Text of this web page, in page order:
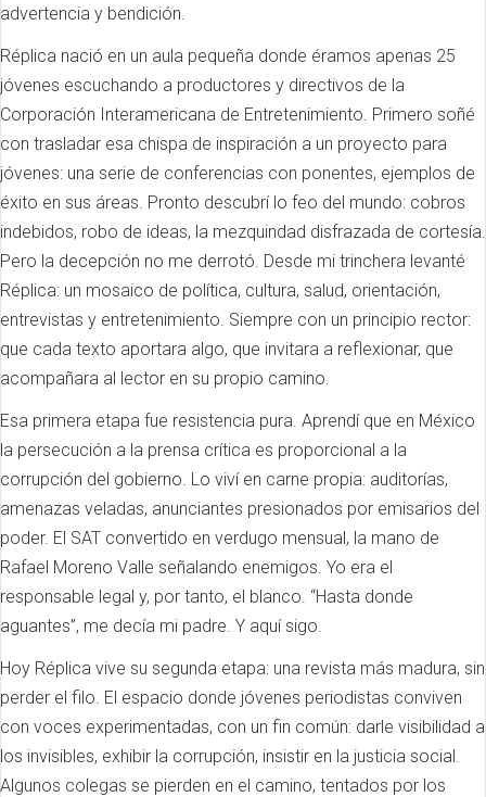
advertencia y bendición.
Réplica nació en un aula pequeña donde éramos apenas 25
jóvenes escuchando a productores y directivos de la
Corporación Interamericana de Entretenimiento. Primero soñé
con trasladar esa chispa de inspiración a un proyecto para
jóvenes: una serie de conferencias con ponentes, ejemplos de
éxito en sus áreas. Pronto descubrí lo feo del mundo: cobros
indebidos, robo de ideas, la mezquindad disfrazada de cortesía.
Pero la decepción no me derrotó. Desde mi trinchera levanté
Réplica: un mosaico de política, cultura, salud, orientación,
entrevistas y entretenimiento. Siempre con un principio rector:
que cada texto aportara algo, que invitara a reflexionar, que
acompañara al lector en su propio camino.
Esa primera etapa fue resistencia pura. Aprendí que en México
la persecución a la prensa crítica es proporcional a la
corrupción del gobierno. Lo viví en carne propia: auditorías,
amenazas veladas, anunciantes presionados por emisarios del
poder. El SAT convertido en verdugo mensual, la mano de
Rafael Moreno Valle señalando enemigos. Yo era el
responsable legal y, por tanto, el blanco. “Hasta donde
aguantes”, me decía mi padre. Y aquí sigo.
Hoy Réplica vive su segunda etapa: una revista más madura, sin
perder el filo. El espacio donde jóvenes periodistas conviven
con voces experimentadas, con un fin común: darle visibilidad a
los invisibles, exhibir la corrupción, insistir en la justicia social.
Algunos colegas se pierden en el camino, tentados por los